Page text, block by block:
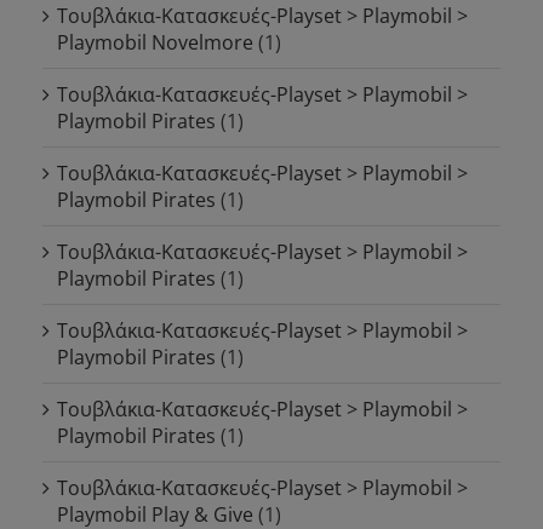
Τουβλάκια-Κατασκευές-Playset > Playmobil >
Playmobil Novelmore (1)
Τουβλάκια-Κατασκευές-Playset > Playmobil >
Playmobil Pirates (1)
Τουβλάκια-Κατασκευές-Playset > Playmobil >
Playmobil Pirates (1)
Τουβλάκια-Κατασκευές-Playset > Playmobil >
Playmobil Pirates (1)
Τουβλάκια-Κατασκευές-Playset > Playmobil >
Playmobil Pirates (1)
Τουβλάκια-Κατασκευές-Playset > Playmobil >
Playmobil Pirates (1)
Τουβλάκια-Κατασκευές-Playset > Playmobil >
Playmobil Play & Give (1)